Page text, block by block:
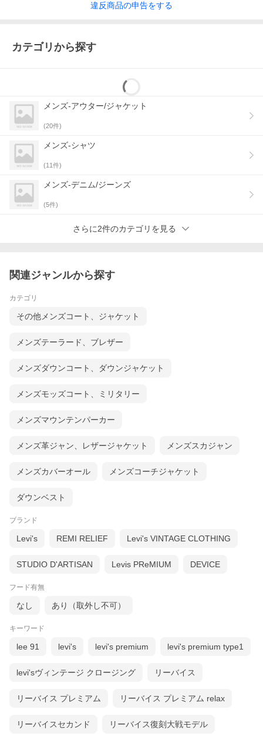
違反商品の申告をする
カテゴリから探す
メンズ-アウター/ジャケット
(20件)
メンズ-シャツ
(11件)
メンズ-デニム/ジーンズ
(5件)
さらに2件のカテゴリを見る
関連ジャンルから探す
カテゴリ
その他メンズコート、ジャケット
メンズテーラード、ブレザー
メンズダウンコート、ダウンジャケット
メンズモッズコート、ミリタリー
メンズマウンテンパーカー
メンズ革ジャン、レザージャケット メンズスカジャン
メンズカバーオール メンズコーチジャケット
ダウンベスト
ブランド
Levi's REMI RELIEF Levi's VINTAGE CLOTHING
STUDIO D'ARTISAN Levis PReMIUM DEVICE
フード有無
なし あり（取外し不可）
キーワード
lee 91 levi's levi's premium levi's premium type1
levi'sヴィンテージ クロージング リーバイス
リーバイス プレミアム リーバイス プレミアム relax
リーバイスセカンド リーバイス復刻大戦モデル